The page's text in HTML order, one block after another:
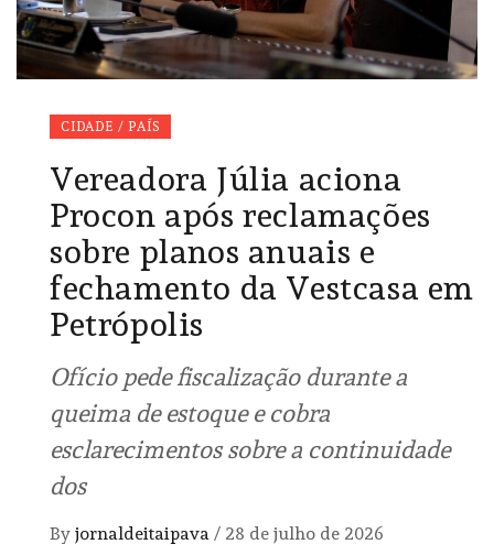
CIDADE / PAÍS
Vereadora Júlia aciona
Procon após reclamações
sobre planos anuais e
fechamento da Vestcasa em
Petrópolis
Ofício pede fiscalização durante a
queima de estoque e cobra
esclarecimentos sobre a continuidade
dos
By jornaldeitaipava / 28 de julho de 2026